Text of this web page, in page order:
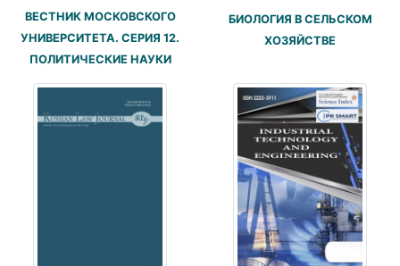
ВЕСТНИК МОСКОВСКОГО
УНИВЕРСИТЕТА. СЕРИЯ 12.
ПОЛИТИЧЕСКИЕ НАУКИ
БИОЛОГИЯ В СЕЛЬСКОМ
ХОЗЯЙСТВЕ